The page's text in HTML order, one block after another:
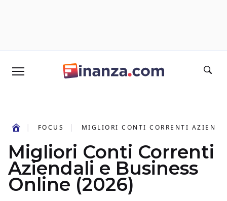
FOCUS MIGLIORI CONTI CORRENTI
Migliori Conti Correnti
Aziendali e Business
Online (2026)